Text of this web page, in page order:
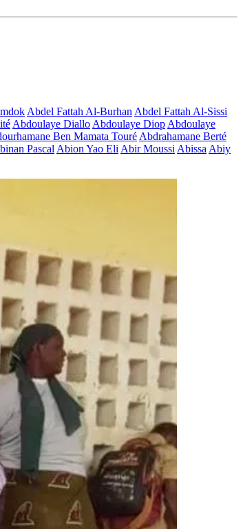
Abdel Fattah Al-Burhan Abdel Fattah Al-Sissi
Abdoulaye Diallo Abdoulaye Diop Abdoulaye
Ben Mamata Touré Abdrahamane Berté
Pascal Abion Yao Eli Abir Moussi Abissa Abiy